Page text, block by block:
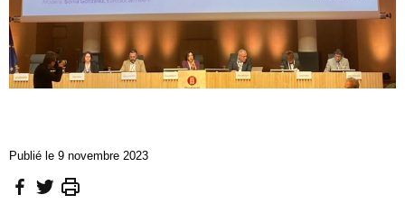
Publié le 9 novembre 2023